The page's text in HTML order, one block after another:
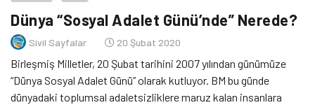
Dünya “Sosyal Adalet Günü’nde” Nerede?
Sivil Sayfalar 20 Şubat 2020
Birleşmiş Milletler, 20 Şubat tarihini 2007 yılından günümüze
“Dünya Sosyal Adalet Günü” olarak kutluyor. BM bu günde
dünyadaki toplumsal adaletsizliklere maruz kalan insanlara